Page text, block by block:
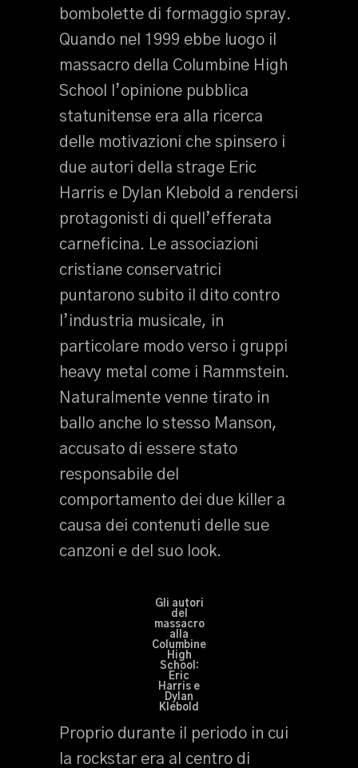
bombolette di formaggio spray.
Quando nel 1999 ebbe luogo il
massacro della Columbine High
School l’opinione pubblica
statunitense era alla ricerca
delle motivazioni che spinsero i
due autori della strage Eric
Harris e Dylan Klebold a rendersi
protagonisti di quell’efferata
carneficina. Le associazioni
cristiane conservatrici
puntarono subito il dito contro
l’industria musicale, in
particolare modo verso i gruppi
heavy metal come i Rammstein.
Naturalmente venne tirato in
ballo anche lo stesso Manson,
accusato di essere stato
responsabile del
comportamento dei due killer a
causa dei contenuti delle sue
canzoni e del suo look.
Gli autori
del
massacro
alla
Columbine
High
School:
Eric
Harris e
Dylan
Klebold
Proprio durante il periodo in cui
la rockstar era al centro di